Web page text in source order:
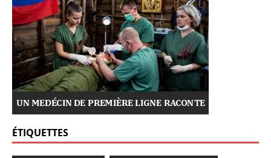
ÉTIQUETTES